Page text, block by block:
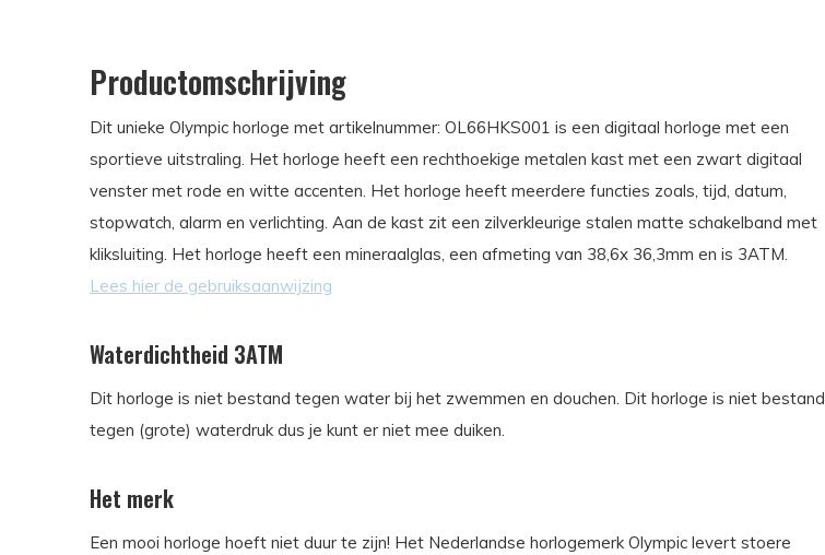
Productomschrijving
Dit unieke Olympic horloge met artikelnummer: OL66HKS001 is een digitaal horloge met een
sportieve uitstraling. Het horloge heeft een rechthoekige metalen kast met een zwart digitaal
venster met rode en witte accenten. Het horloge heeft meerdere functies zoals, tijd, datum,
stopwatch, alarm en verlichting. Aan de kast zit een zilverkleurige stalen matte schakelband met
kliksluiting. Het horloge heeft een mineraalglas, een afmeting van 38,6x 36,3mm en is 3ATM.
Lees hier de gebruiksaanwijzing
Waterdichtheid 3ATM
Dit horloge is niet bestand tegen water bij het zwemmen en douchen. Dit horloge is niet bestand
tegen (grote) waterdruk dus je kunt er niet mee duiken.
Het merk
Een mooi horloge hoeft niet duur te zijn! Het Nederlandse horlogemerk Olympic levert stoere